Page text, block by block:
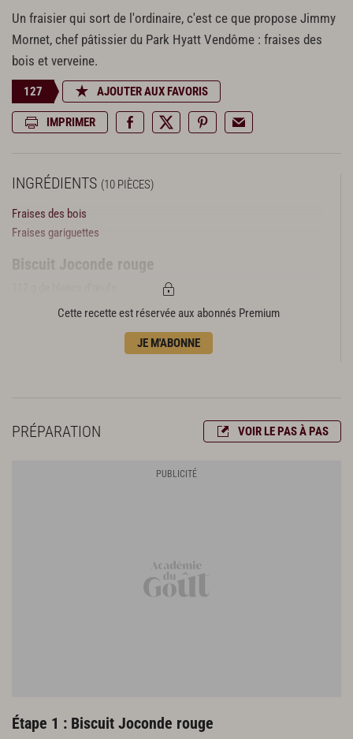
Un fraisier qui sort de l'ordinaire, c'est ce que propose Jimmy
Mornet, chef pâtissier du Park Hyatt Vendôme : fraises des
bois et verveine.
127 AJOUTER AUX FAVORIS
IMPRIMER
INGRÉDIENTS (10 PIÈCES)
Fraises des bois
Fraises gariguettes
Biscuit Joconde rouge
20 g de sucre semoule
1 g de colorant liposoluble rouge
Croustillant pistache
Cette recette est réservée aux abonnés Premium
JE M'ABONNE
PRÉPARATION VOIR LE PAS À PAS
Étape 1 : Biscuit Joconde rouge